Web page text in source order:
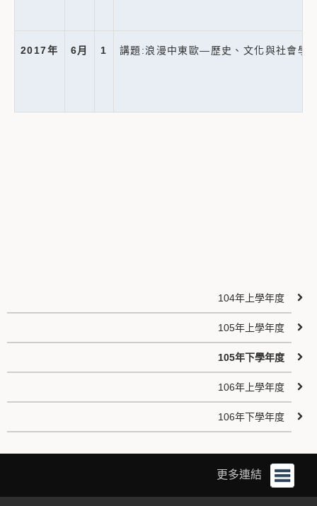
2017年 6月 1 講題:浪漫中東歐—歷史、文化與社會學
104年上學年度
105年上學年度
105年下學年度
106年上學年度
106年下學年度
更多連結